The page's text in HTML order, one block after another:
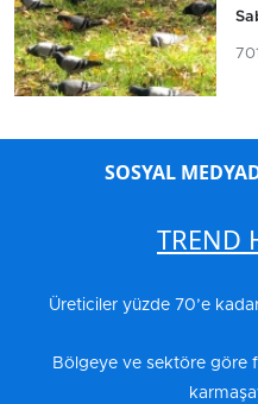
SOSYAL
TREND
Üreticiler yüzde 70’e
Bölgeye ve sektöre göre